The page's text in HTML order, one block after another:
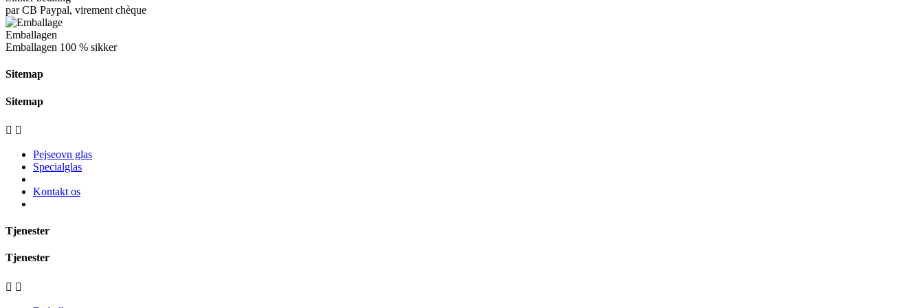
par CB Paypal, virement chèque
Emballagen
Emballagen 100 % sikker
Sitemap
Sitemap
 
Pejseovn glas
Specialglas
Kontakt os
Tjenester
Tjenester
 